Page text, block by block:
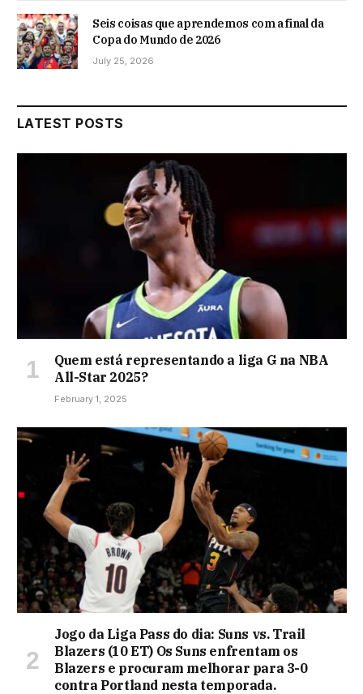
Seis coisas que aprendemos com a final da
Copa do Mundo de 2026
July 25, 2026
LATEST POSTS
Quem está representando a liga G na NBA
All-Star 2025?
February 1, 2025
Jogo da Liga Pass do dia: Suns vs. Trail
Blazers (10 ET) Os Suns enfrentam os
Blazers e procuram melhorar para 3-0
contra Portland nesta temporada.